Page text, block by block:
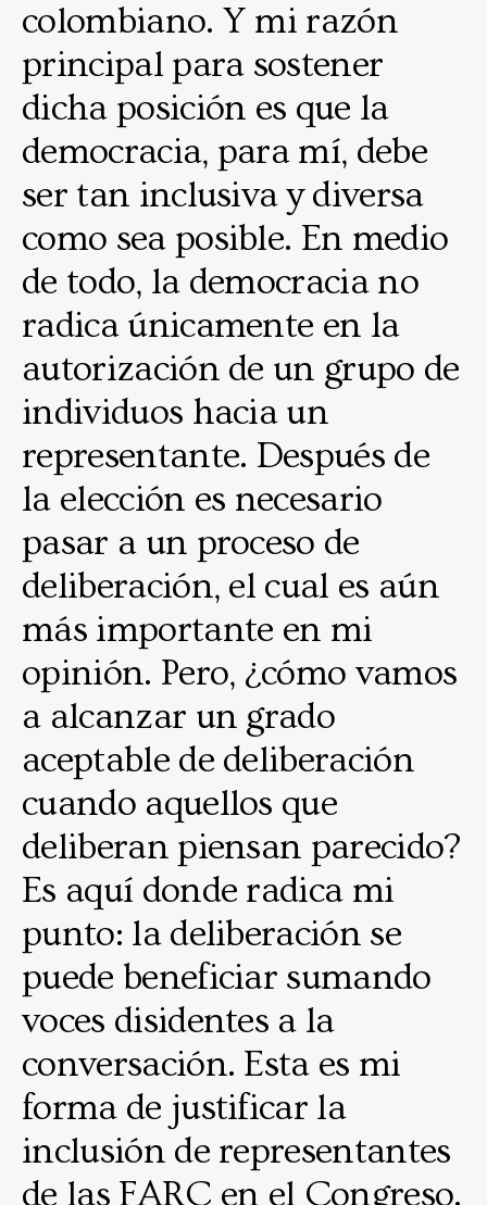
colombiano. Y mi razón
principal para sostener
dicha posición es que la
democracia, para mí, debe
ser tan inclusiva y diversa
como sea posible. En medio
de todo, la democracia no
radica únicamente en la
autorización de un grupo de
individuos hacia un
representante. Después de
la elección es necesario
pasar a un proceso de
deliberación, el cual es aún
más importante en mi
opinión. Pero, ¿cómo vamos
a alcanzar un grado
aceptable de deliberación
cuando aquellos que
deliberan piensan parecido?
Es aquí donde radica mi
punto: la deliberación se
puede beneficiar sumando
voces disidentes a la
conversación. Esta es mi
forma de justificar la
inclusión de representantes
de las FARC en el Congreso.